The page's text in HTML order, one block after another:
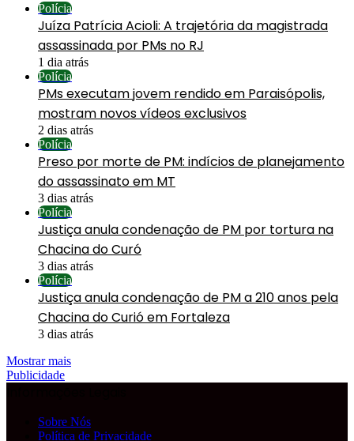
Polícia
Juíza Patrícia Acioli: A trajetória da magistrada
assassinada por PMs no RJ
1 dia atrás
Polícia
PMs executam jovem rendido em Paraisópolis,
mostram novos vídeos exclusivos
2 dias atrás
Polícia
Preso por morte de PM: indícios de planejamento
do assassinato em MT
3 dias atrás
Polícia
Justiça anula condenação de PM por tortura na
Chacina do Curó
3 dias atrás
Polícia
Justiça anula condenação de PM a 210 anos pela
Chacina do Curió em Fortaleza
3 dias atrás
Mostrar mais
Publicidade
Sobre Nós
Política de Privacidade